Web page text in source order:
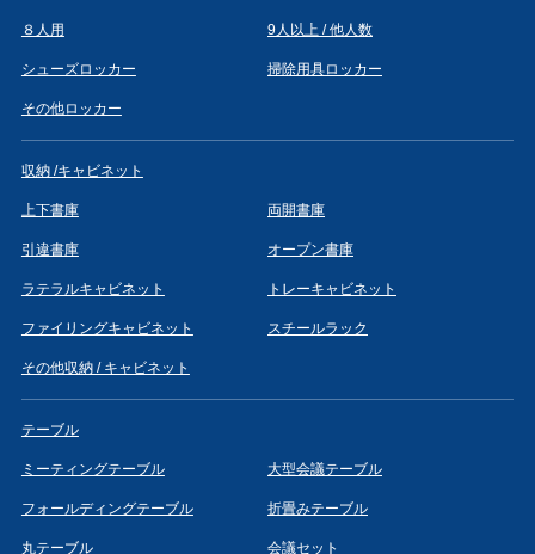
８人用 9人以上 / 他人数
シューズロッカー 掃除用具ロッカー
その他ロッカー
収納 /キャビネット
上下書庫 両開書庫
引違書庫 オープン書庫
ラテラルキャビネット トレーキャビネット
ファイリングキャビネット スチールラック
その他収納 / キャビネット
テーブル
ミーティングテーブル 大型会議テーブル
フォールディングテーブル 折畳みテーブル
丸テーブル 会議セット